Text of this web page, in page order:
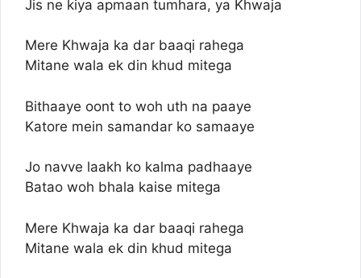
Jis ne kiya apmaan tumhara, ya Khwaja
Mere Khwaja ka dar baaqi rahega
Mitane wala ek din khud mitega
Bithaaye oont to woh uth na paaye
Katore mein samandar ko samaaye
Jo navve laakh ko kalma padhaaye
Batao woh bhala kaise mitega
Mere Khwaja ka dar baaqi rahega
Mitane wala ek din khud mitega